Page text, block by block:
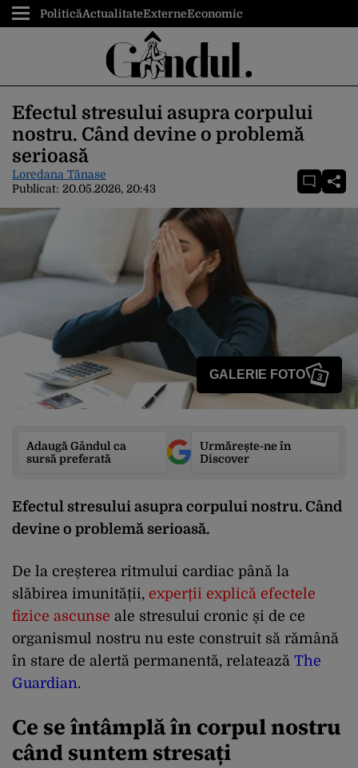
PoliticăActualitateExterneEconomic
Efectul stresului asupra corpului
nostru. Când devine o problemă
serioasă
Loredana Tănase
Publicat: 20.05.2026, 20:43
GALERIE FOTO 3
Adaugă Gândul ca
sursă preferată
Urmărește-ne în
Discover
Efectul stresului asupra corpului nostru. Când
devine o problemă serioasă.
De la creșterea ritmului cardiac până la
slăbirea imunității, experții explică efectele
fizice ascunse ale stresului cronic și de ce
organismul nostru nu este construit să rămână
în stare de alertă permanentă, relatează The
Guardian.
Ce se întâmplă în corpul nostru
când suntem stresați